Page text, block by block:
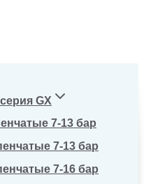
GX
7-13 бар
7-13 бар
7-16 бар